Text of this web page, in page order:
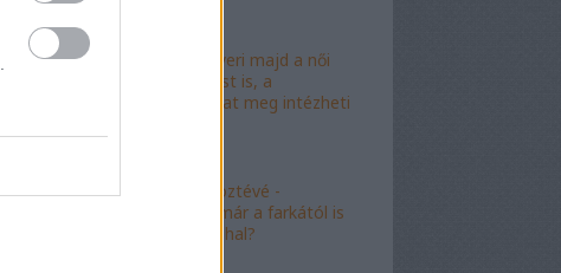
"Mészáros nyeri majd a női
kalapácsvetést is, a
kabalafigurákat meg intézheti
"Minőségi" köztévé -
hamarosan, már a farkától is
bűzleni fog a hal?